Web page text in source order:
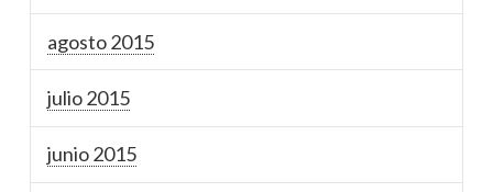
agosto 2015
julio 2015
junio 2015